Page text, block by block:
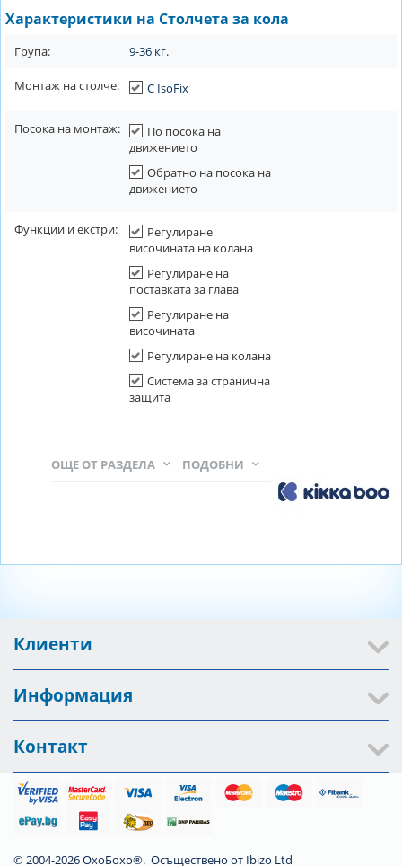
Характеристики на Столчета за кола
Група: 9-36 кг.
Монтаж на столче: С IsoFix
Посока на монтаж:
По посока на
движението
Обратно на посока на
движението
Функции и екстри:
Регулиране
височината на колана
Регулиране на
поставката за глава
Регулиране на
височината
Регулиране на колана
Система за странична
защита
ПОДОБНИ
ОЩЕ ОТ РАЗДЕЛА
Клиенти
Информация
Контакт
© 2004-2026 ОхоБохо®. Осъществено от Ibizo Ltd